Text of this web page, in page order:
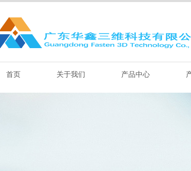
首页 关于我们 产品中心